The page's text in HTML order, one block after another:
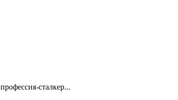
сталкер...